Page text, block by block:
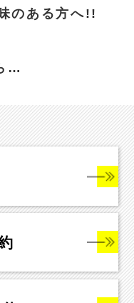
のある方へ!!
…